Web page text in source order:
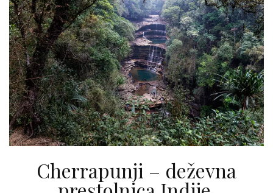
Cherrapunji – deževna